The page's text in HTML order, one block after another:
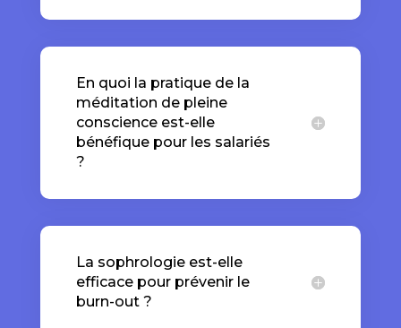
En quoi la pratique de la
méditation de pleine
conscience est-elle
bénéfique pour les salariés
?
La sophrologie est-elle
efficace pour prévenir le
burn-out ?